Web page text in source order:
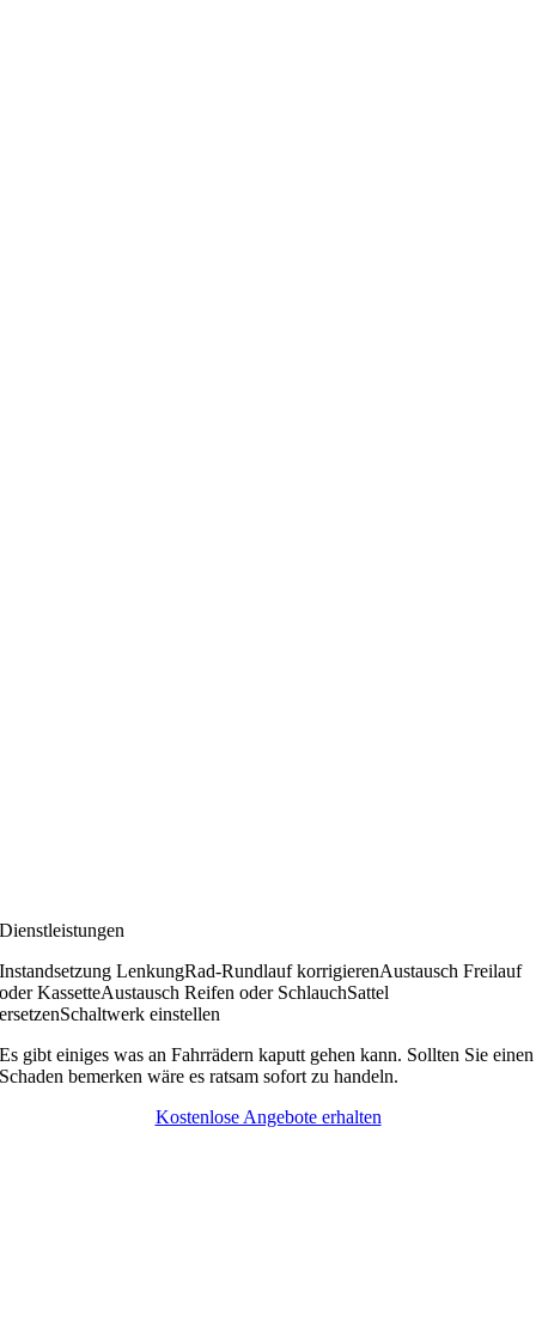
Dienstleistungen
Instandsetzung LenkungRad-Rundlauf korrigierenAustausch Freilauf
oder KassetteAustausch Reifen oder SchlauchSattel
ersetzenSchaltwerk einstellen
Es gibt einiges was an Fahrrädern kaputt gehen kann. Sollten Sie einen
Schaden bemerken wäre es ratsam sofort zu handeln.
Kostenlose Angebote erhalten